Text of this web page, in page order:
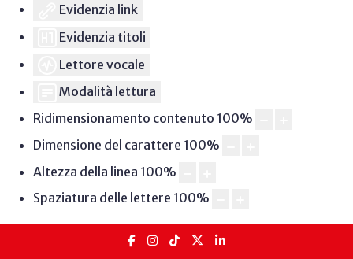
Evidenzia link
Evidenzia titoli
Lettore vocale
Modalità lettura
Ridimensionamento contenuto 100%
Dimensione del carattere 100%
Altezza della linea 100%
Spaziatura delle lettere 100%